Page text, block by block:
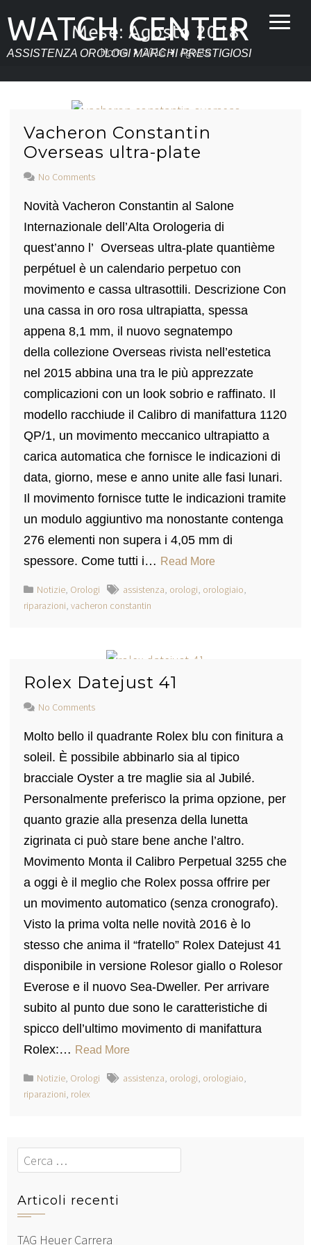
WATCH CENTER
ASSISTENZA OROLOGI MARCHI PRESTIGIOSI
Mese: Agosto 2018
Home 2018 Agosto
Vacheron Constantin
Overseas ultra-plate
No Comments
Novità Vacheron Constantin al Salone
Internazionale dell’Alta Orologeria di
quest’anno l’ Overseas ultra-plate quantième
perpétuel è un calendario perpetuo con
movimento e cassa ultrasottili. Descrizione Con
una cassa in oro rosa ultrapiatta, spessa
appena 8,1 mm, il nuovo segnatempo
della collezione Overseas rivista nell’estetica
nel 2015 abbina una tra le più apprezzate
complicazioni con un look sobrio e raffinato. Il
modello racchiude il Calibro di manifattura 1120
QP/1, un movimento meccanico ultrapiatto a
carica automatica che fornisce le indicazioni di
data, giorno, mese e anno unite alle fasi lunari.
Il movimento fornisce tutte le indicazioni tramite
un modulo aggiuntivo ma nonostante contenga
276 elementi non supera i 4,05 mm di
spessore. Come tutti i… Read More
Notizie, Orologi assistenza, orologi, orologiaio,
riparazioni,vacheron constantin
Rolex Datejust 41
No Comments
Molto bello il quadrante Rolex blu con finitura a
soleil. È possibile abbinarlo sia al tipico
bracciale Oyster a tre maglie sia al Jubilé.
Personalmente preferisco la prima opzione, per
quanto grazie alla presenza della lunetta
zigrinata ci può stare bene anche l’altro.
Movimento Monta il Calibro Perpetual 3255 che
a oggi è il meglio che Rolex possa offrire per
un movimento automatico (senza cronografo).
Visto la prima volta nelle novità 2016 è lo
stesso che anima il “fratello” Rolex Datejust 41
disponibile in versione Rolesor giallo o Rolesor
Everose e il nuovo Sea-Dweller. Per arrivare
subito al punto due sono le caratteristiche di
spicco dell’ultimo movimento di manifattura
Rolex:… Read More
Notizie, Orologi assistenza, orologi, orologiaio,
riparazioni, rolex
Cerca
Articoli recenti
TAG Heuer Carrera